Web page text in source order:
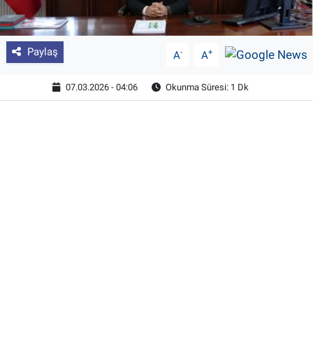
Paylaş A- A+
07.03.2026 - 04:06 Okunma Süresi: 1 Dk
Şeker ve Şekerli Mamüller
Tahıllar ve Baklagiller
Tohum